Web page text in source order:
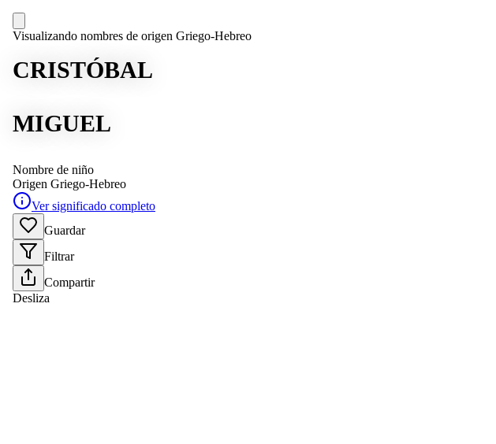
Visualizando nombres de origen Griego-Hebreo
CRISTÓBAL
MIGUEL
Nombre de niño
Origen Griego-Hebreo
Ver significado completo
Guardar
Filtrar
Compartir
Desliza